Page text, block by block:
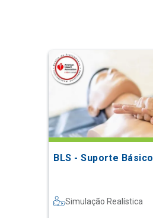
BLS - Suporte
Simulação Realística